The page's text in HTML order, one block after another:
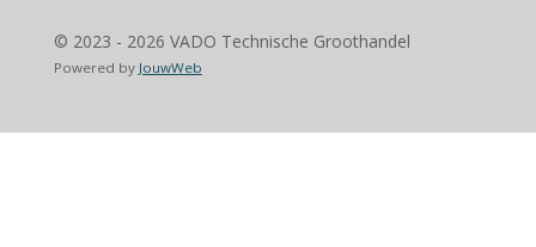
© 2023 - 2026 VADO Technische Groothandel
Powered by JouwWeb